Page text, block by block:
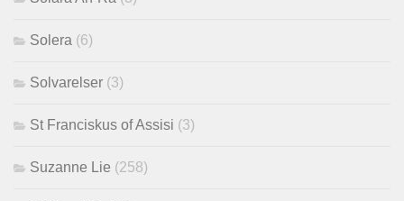
Solera (6)
Solvarelser (3)
St Franciskus of Assisi (3)
Suzanne Lie (258)